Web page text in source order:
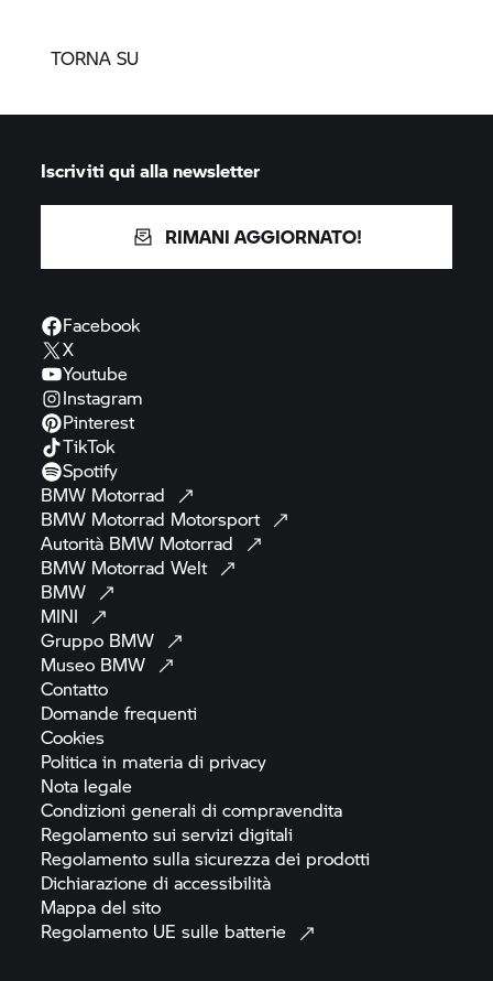
TORNA SU
Iscriviti qui alla newsletter
RIMANI AGGIORNATO!
Facebook
X
Youtube
Instagram
Pinterest
TikTok
Spotify
BMW Motorrad
BMW Motorrad Motorsport
Autorità BMW Motorrad
BMW Motorrad Welt
BMW
MINI
Gruppo BMW
Museo BMW
Contatto
Domandefrequenti
Cookies
Politica in materia di privacy
Nota legale
Condizioni generali dicompravendita
Regolamento sui servizidigitali
Regolamento sulla sicurezza dei prodotti
Dichiarazione diaccessibilità
Mappa delsito
Regolamento UE sulle batterie